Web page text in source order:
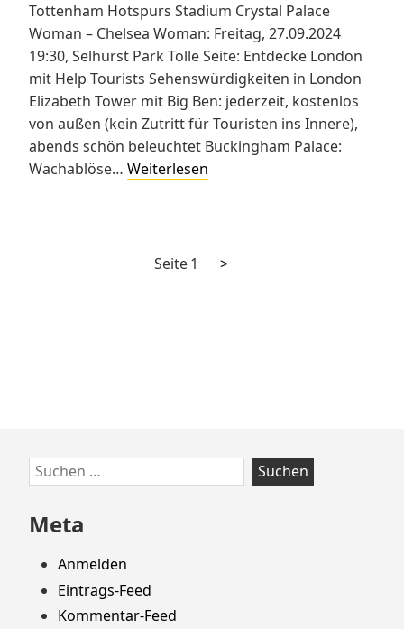
Tottenham Hotspurs Stadium Crystal Palace
Woman – Chelsea Woman: Freitag, 27.09.2024
19:30, Selhurst Park Tolle Seite: Entdecke London
mit Help Tourists Sehenswürdigkeiten in London
Elizabeth Tower mit Big Ben: jederzeit, kostenlos
von außen (kein Zutritt für Touristen ins Innere),
abends schön beleuchtet Buckingham Palace:
Wachablöse… Weiterlesen
Seitennummerierung
Seite1
Nächste
>
Zum
Footer
springen
Suchen
nach:
Meta
Anmelden
Eintrags-Feed
Kommentar-Feed